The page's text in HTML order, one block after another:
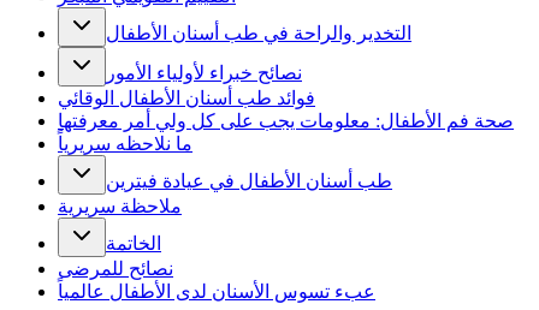
التخدير والراحة في طب أسنان الأطفال
نصائح خبراء لأولياء الأمور
فوائد طب أسنان الأطفال الوقائي
صحة فم الأطفال: معلومات يجب على كل ولي أمر معرفتها
ما نلاحظه سريرياً
طب أسنان الأطفال في عيادة فيترين
ملاحظة سريرية
الخاتمة
نصائح للمرضى
عبء تسوس الأسنان لدى الأطفال عالمياً